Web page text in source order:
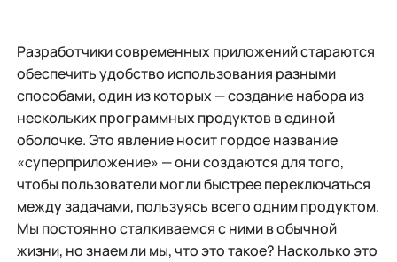
Разработчики современных приложений стараются
обеспечить удобство использования разными
способами, один из которых — создание набора из
нескольких программных продуктов в единой
оболочке. Это явление носит гордое название
«суперприложение» — они создаются для того,
чтобы пользователи могли быстрее переключаться
между задачами, пользуясь всего одним продуктом.
Мы постоянно сталкиваемся с ними в обычной
жизни, но знаем ли мы, что это такое? Насколько это